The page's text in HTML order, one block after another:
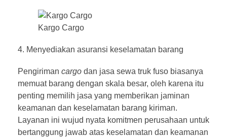
Kargo Cargo
Menyediakan asuransi keselamatan barang
Pengiriman cargo dan jasa sewa truk fuso biasanya
memuat barang dengan skala besar, oleh karena itu
penting memilih jasa yang memberikan jaminan
keamanan dan keselamatan barang kiriman.
Layanan ini wujud nyata komitmen perusahaan untuk
bertanggung jawab atas keselamatan dan keamanan